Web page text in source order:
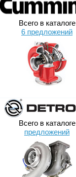
Всего в каталоге
6 предложений
Всего в каталоге
предложений